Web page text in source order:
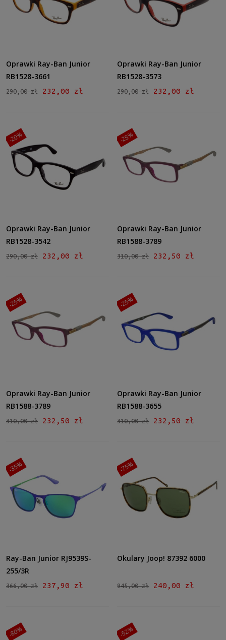
Oprawki Ray-Ban Junior
RB1528-3661
290,00 zł 232,00 zł
Oprawki Ray-Ban Junior
RB1528-3573
290,00 zł 232,00 zł
Oprawki Ray-Ban Junior
RB1528-3542
290,00 zł 232,00 zł
-20%
Oprawki Ray-Ban Junior
RB1588-3789
310,00 zł 232,50 zł
-25%
Oprawki Ray-Ban Junior
RB1588-3789
310,00 zł 232,50 zł
-25%
Oprawki Ray-Ban Junior
RB1588-3655
310,00 zł 232,50 zł
-25%
Ray-Ban Junior RJ9539S-
255/3R
366,00 zł 237,90 zł
-35%
Okulary Joop! 87392 6000
945,00 zł 240,00 zł
-75%
-80% -52%